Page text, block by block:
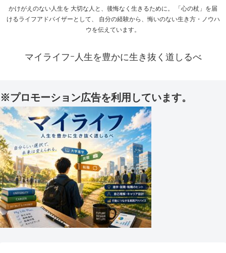
かけがえのない人生を 大切な人と、後悔なく生きるために。 「心の杖」を届
けるライフアドバイザーとして、 自分の経験から、悔いのない生き方・ノウハ
ウを伝えています。
マイライフｰ人生を豊かに生き抜く道しるべ
※プロモーション広告を利用しています。